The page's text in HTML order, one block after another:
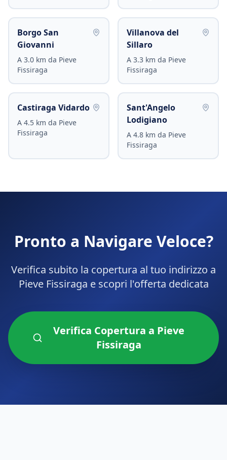
Borgo San
Giovanni
A 3.0 km da Pieve
Fissiraga
Villanova del
Sillaro
A 3.3 km da Pieve
Fissiraga
Castiraga Vidardo
A 4.5 km da Pieve
Fissiraga
Sant'Angelo
Lodigiano
A 4.8 km da Pieve
Fissiraga
Pronto a Navigare Veloce?
Verifica subito la copertura al tuo indirizzo a
Pieve Fissiraga e scopri l'offerta dedicata
Verifica Copertura a Pieve
Fissiraga